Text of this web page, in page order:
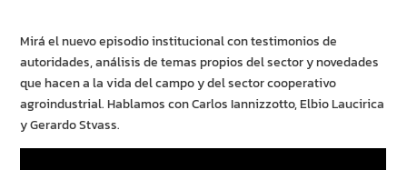
Mirá el nuevo episodio institucional con testimonios de
autoridades, análisis de temas propios del sector y novedades
que hacen a la vida del campo y del sector cooperativo
agroindustrial. Hablamos con Carlos Iannizzotto, Elbio Laucirica
y Gerardo Stvass.